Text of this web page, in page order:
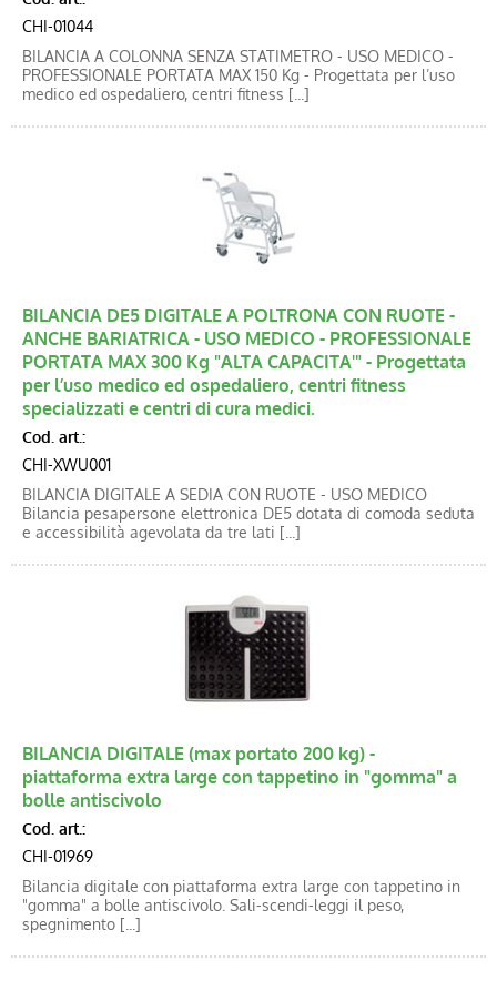
CHI-01044
BILANCIA A COLONNA SENZA STATIMETRO - USO MEDICO -
PROFESSIONALE PORTATA MAX 150 Kg - Progettata per l’uso
medico ed ospedaliero, centri fitness [...]
BILANCIA DE5 DIGITALE A POLTRONA CON RUOTE -
ANCHE BARIATRICA - USO MEDICO - PROFESSIONALE
PORTATA MAX 300 Kg "ALTA CAPACITA'" - Progettata
per l’uso medico ed ospedaliero, centri fitness
specializzati e centri di cura medici.
Cod. art.:
CHI-XWU001
BILANCIA DIGITALE A SEDIA CON RUOTE - USO MEDICO
Bilancia pesapersone elettronica DE5 dotata di comoda seduta
e accessibilità agevolata da tre lati [...]
BILANCIA DIGITALE (max portato 200 kg) -
piattaforma extra large con tappetino in "gomma" a
bolle antiscivolo
Cod. art.:
CHI-01969
Bilancia digitale con piattaforma extra large con tappetino in
"gomma" a bolle antiscivolo. Sali-scendi-leggi il peso,
spegnimento [...]